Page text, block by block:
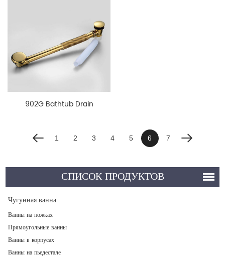
902G Bathtub Drain
1 2 3 4 5 6 7
СПИСОК ПРОДУКТОВ
Чугунная ванна
Ванны на ножках
Прямоугольные ванны
Ванны в корпусах
Ванны на пьедестале